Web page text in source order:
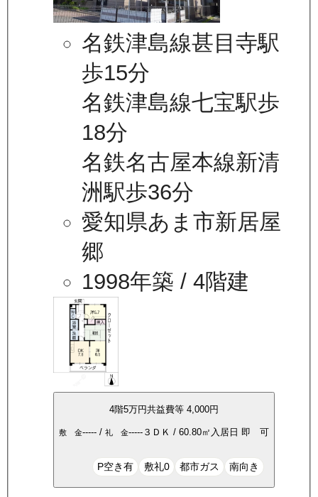
名鉄津島線甚目寺駅
歩15分
名鉄津島線七宝駅歩
18分
名鉄名古屋本線新清
洲駅歩36分
愛知県あま市新居屋
郷
1998年築 / 4階建
4階5万円共益費等4,000円
敷 金----- /礼 金----- ３ＤＫ /60.80㎡ 入居日即 可
P空き有 敷礼0 都市ガス 南向き